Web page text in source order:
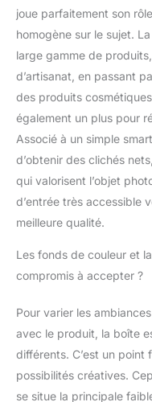
joue parfaitement son
homogène sur le sujet.
large gamme de
d’artisanat, en passant
des produits
également un plus pour
Associé à un simple
d’obtenir des clichés
qui valorisent l’objet
d’entrée très accessible
meilleure qualité.
Les fonds de couleur et
compromis à accepter ?
Pour varier les
avec le produit, la boîte
différents. C’est un
possibilités créatives.
se situe la principale